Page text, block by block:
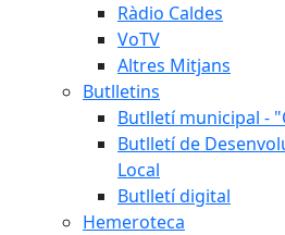
Ràdio Caldes
VoTV
Altres Mitjans
Butlletins
Butlletí municipal -
Butlletí de
Local
Butlletí digital
Hemeroteca